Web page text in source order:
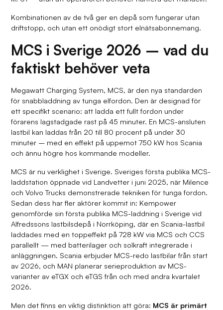
Kombinationen av de två ger en depå som fungerar utan
driftstopp, och utan ett onödigt stort elnätsabonnemang.
MCS i Sverige 2026 – vad du
faktiskt behöver veta
Megawatt Charging System, MCS, är den nya standarden
för snabbladdning av tunga elfordon. Den är designad för
ett specifikt scenario: att ladda ett fullt fordon under
förarens lagstadgade rast på 45 minuter. En MCS-ansluten
lastbil kan laddas från 20 till 80 procent på under 30
minuter – med en effekt på uppemot 750 kW hos Scania
och ännu högre hos kommande modeller.
MCS är nu verklighet i Sverige. Sveriges första publika MCS-
laddstation öppnade vid Landvetter i juni 2025, när Milence
och Volvo Trucks demonstrerade tekniken för tunga fordon.
Sedan dess har fler aktörer kommit in: Kempower
genomförde sin första publika MCS-laddning i Sverige vid
Alfredssons lastbilsdepå i Norrköping, där en Scania-lastbil
laddades med en toppeffekt på 728 kW via MCS och CCS
parallellt — med batterilager och solkraft integrerade i
anläggningen. Scania erbjuder MCS-redo lastbilar från start
av 2026, och MAN planerar serieproduktion av MCS-
varianter av eTGX och eTGS från och med andra kvartalet
2026.
Men det finns en viktig distinktion att göra: MCS är primärt